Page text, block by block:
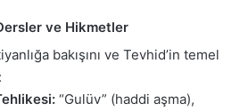
ve Hikmetler
bakışını ve Tevhid’in temel
“Gulüv” (haddi aşma),